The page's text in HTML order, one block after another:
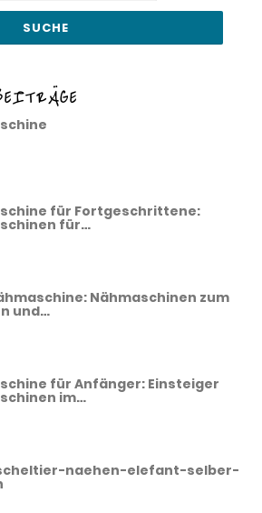
für Fortgeschrittene:
für…
Nähmaschinen zum
und…
für Anfänger: Einsteiger
im…
naehen-elefant-selber-